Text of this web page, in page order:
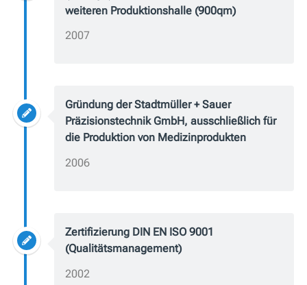
weiteren Produktionshalle (900qm)
2007
Gründung der Stadtmüller + Sauer
Präzisionstechnik GmbH, ausschließlich für
die Produktion von Medizinprodukten
2006
Zertifizierung DIN EN ISO 9001
(Qualitätsmanagement)
2002